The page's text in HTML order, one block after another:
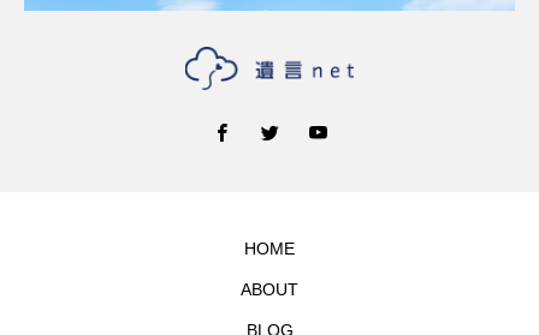
HOME
ABOUT
BLOG